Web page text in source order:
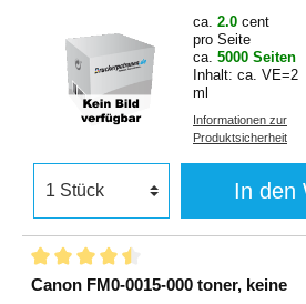
ca. 2.0 cent
pro Seite
ca. 5000 Seiten
Inhalt: ca. VE=2
ml
Informationen zur
Produktsicherheit
In den
Canon FM0-0015-000 toner, keine